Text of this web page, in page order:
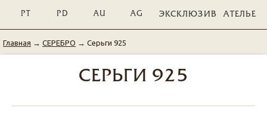
PT PD AU AG ЭКСКЛЮЗИВ АТЕЛЬЕ
Главная → СЕРЕБРО → Серьги 925
СЕРЬГИ 925